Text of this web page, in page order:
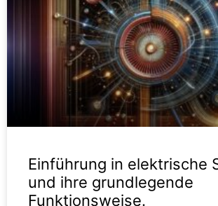
Einführung in elektrische
und ihre grundlegende
Funktionsweise.